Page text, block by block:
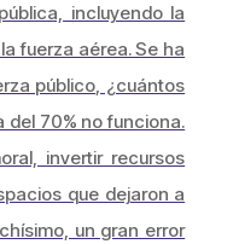
incluyendo la
fuerza aérea. Se ha
público, ¿cuántos
70% no funciona.
invertir recursos
que dejaron a
un gran error